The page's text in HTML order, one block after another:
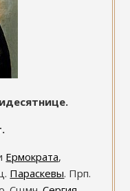
Ермократа,
Параскевы. Прп.